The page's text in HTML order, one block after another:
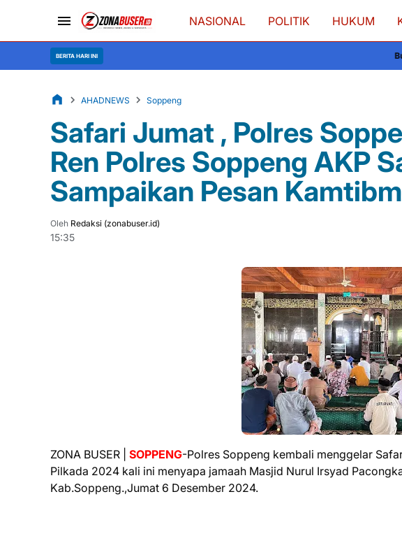
NASIONAL POLITIK HUKUM
BERITA HARI INI Bupati Soppeng
AHADNEWS Soppeng
Safari Jumat , Polres
Ren Polres Soppeng AKP
Sampaikan Pesan
Oleh Redaksi (zonabuser.id)
15:35
ZONA BUSER | SOPPENG-Polres Soppeng kembali menggelar
Pilkada 2024 kali ini menyapa jamaah Masjid Nurul Irsyad
Kab.Soppeng.,Jumat 6 Desember 2024.